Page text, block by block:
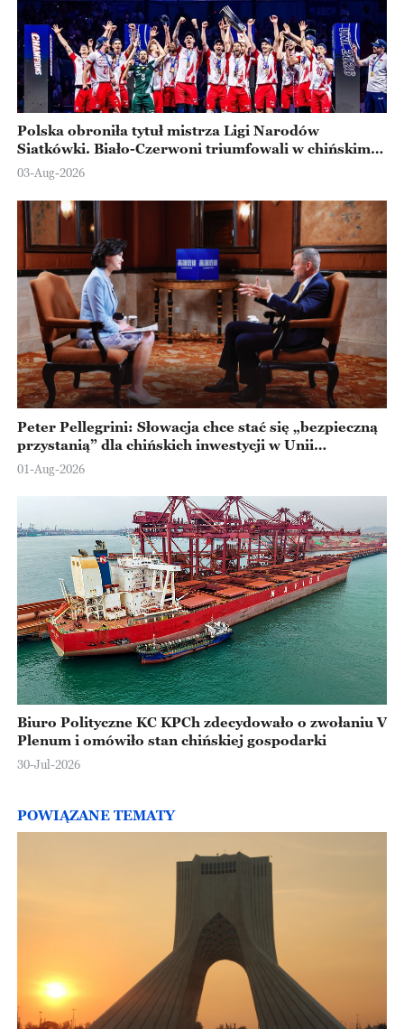
Polska obroniła tytuł mistrza Ligi Narodów
Siatkówki. Biało-Czerwoni triumfowali w chińskim
Ningbo
03-Aug-2026
Peter Pellegrini: Słowacja chce stać się „bezpieczną
przystanią” dla chińskich inwestycji w Unii
Europejskiej
01-Aug-2026
Biuro Polityczne KC KPCh zdecydowało o zwołaniu V
Plenum i omówiło stan chińskiej gospodarki
30-Jul-2026
POWIĄZANE TEMATY